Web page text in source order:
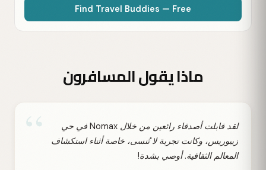
Find Travel Buddies — Free
ماذا يقول المسافرون
“
لقد قابلت أصدقاء رائعين من خلال Nomax في حي
زيبوريس، وكانت تجربة لا تُنسى، خاصة أثناء استكشاف
المعالم الثقافية. أوصي بشدة!